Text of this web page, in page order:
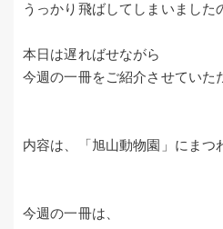
うっかり飛ばしてしまいました
本日は遅ればせながら
今週の一冊をご紹介させていた
内容は、「旭山動物園」にまつ
今週の一冊は、